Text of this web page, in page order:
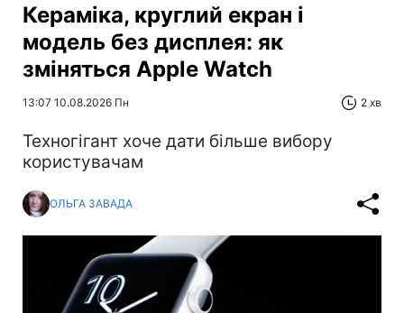
Кераміка, круглий екран і
модель без дисплея: як
зміняться Apple Watch
13:07 10.08.2026 Пн 2 хв
Техногігант хоче дати більше вибору
користувачам
ОЛЬГА ЗАВАДА